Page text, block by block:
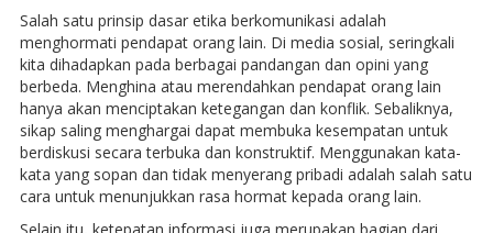
Salah satu prinsip dasar etika berkomunikasi adalah
menghormati pendapat orang lain. Di media sosial, seringkali
kita dihadapkan pada berbagai pandangan dan opini yang
berbeda. Menghina atau merendahkan pendapat orang lain
hanya akan menciptakan ketegangan dan konflik. Sebaliknya,
sikap saling menghargai dapat membuka kesempatan untuk
berdiskusi secara terbuka dan konstruktif. Menggunakan kata-
kata yang sopan dan tidak menyerang pribadi adalah salah satu
cara untuk menunjukkan rasa hormat kepada orang lain.